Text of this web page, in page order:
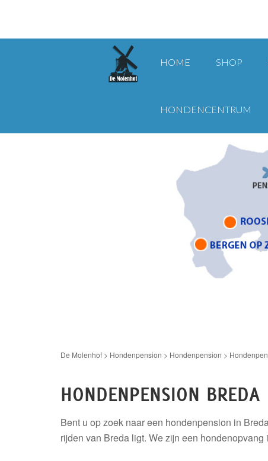
HOME SHOP
HONDENCENTRUM
De Molenhof > Hondenpension > Hondenpension >
HONDENPENSION BREDA
Bent u op zoek naar een hondenpension in
rijden van Breda ligt. We zijn een